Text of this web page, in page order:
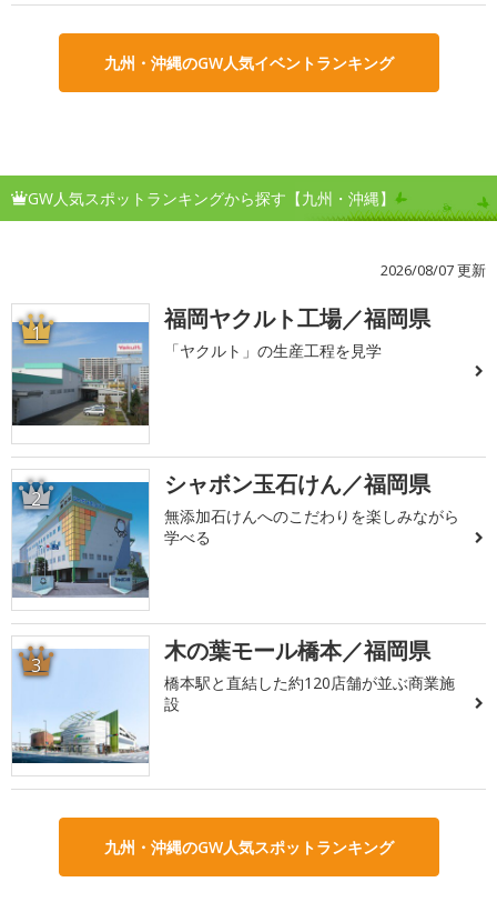
九州・沖縄のGW人気イベントランキング
GW人気スポットランキングから探す【九州・沖縄】
2026/08/07 更新
1 福岡ヤクルト工場／福岡県
「ヤクルト」の生産工程を見学
2 シャボン玉石けん／福岡県
無添加石けんへのこだわりを楽しみながら
学べる
3 木の葉モール橋本／福岡県
橋本駅と直結した約120店舗が並ぶ商業施
設
九州・沖縄のGW人気スポットランキング